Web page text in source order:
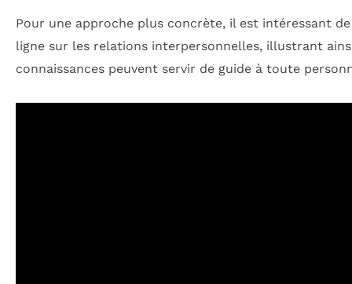
Pour une approche plus concrète, il est intéressant
ligne sur les relations interpersonnelles, illustrant
connaissances peuvent servir de guide à toute